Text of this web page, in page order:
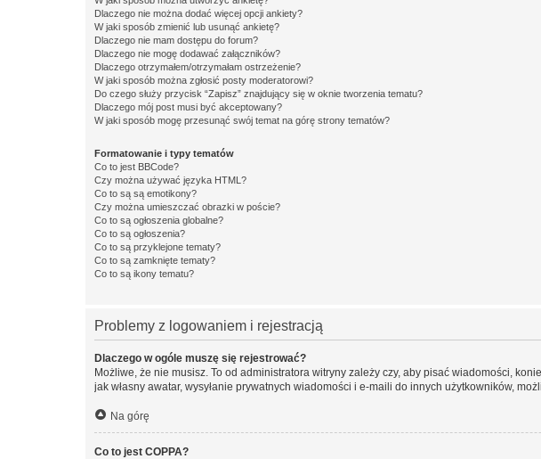
Dlaczego nie można dodać więcej opcji ankiety?
W jaki sposób zmienić lub usunąć ankietę?
Dlaczego nie mam dostępu do forum?
Dlaczego nie mogę dodawać załączników?
Dlaczego otrzymałem/otrzymałam ostrzeżenie?
W jaki sposób można zgłosić posty moderatorowi?
Do czego służy przycisk “Zapisz” znajdujący się w oknie tworzenia tematu?
Dlaczego mój post musi być akceptowany?
W jaki sposób mogę przesunąć swój temat na górę strony tematów?
Formatowanie i typy tematów
Co to jest BBCode?
Czy można używać języka HTML?
Co to są są emotikony?
Czy można umieszczać obrazki w poście?
Co to są ogłoszenia globalne?
Co to są ogłoszenia?
Co to są przyklejone tematy?
Co to są zamknięte tematy?
Co to są ikony tematu?
Problemy z logowaniem i rejestracją
Dlaczego w ogóle muszę się rejestrować?
Możliwe, że nie musisz. To od administratora witryny zależy czy, aby pisać wiadomości,
jak własny awatar, wysyłanie prywatnych wiadomości i e-maili do innych użytkowników,
Na górę
Co to jest COPPA?